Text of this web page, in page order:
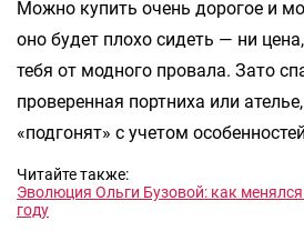
Можно купить очень дорогое и
оно будет плохо сидеть — ни
тебя от модного провала. Зато
проверенная портниха или
«подгонят» с учетом
Читайте также:
Эволюция Ольги Бузовой: как
году